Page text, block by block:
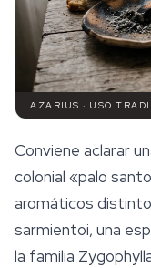
AZARIUS · USO
Conviene aclarar
colonial «palo
aromáticos
sarmientoi, una
la familia